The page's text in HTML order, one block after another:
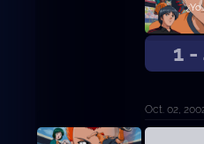
1 -
¿Yo?
Oct. 02,